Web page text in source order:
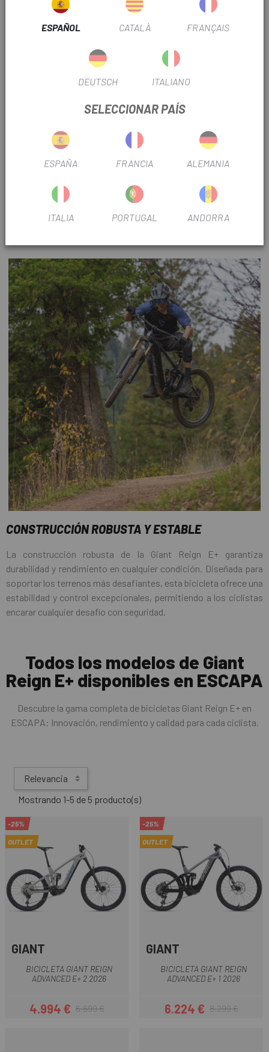
BATERÍA DE LARGA DURACIÓN
disfrutar de rutas prolongadas sin preocuparse por la carga.
Esta característica asegura que los ciclistas puedan explorar
más y recorrer mayores distancias con confianza, sin
CONSTRUCCIÓN ROBUSTA Y ESTABLE
La construcción robusta de la Giant Reign E+ garantiza
durabilidad y rendimiento en cualquier condición. Diseñada para
soportar los terrenos más desafiantes, esta bicicleta ofrece una
estabilidad y control excepcionales, permitiendo a los ciclistas
encarar cualquier desafío con seguridad.
Todos los modelos de Giant
Reign E+ disponibles en ESCAPA
Descubre la gama completa de bicicletas Giant Reign E+ en
ESCAPA: Innovación, rendimiento y calidad para cada ciclista.
Relevancia
Mostrando 1-5 de 5 producto(s)
-25%
OUTLET
GIANT
BICICLETA GIANT REIGN
ADVANCED E+ 2 2026
Precio
4.994 €Precio regular
6.699 €
-25%
OUTLET
GIANT
BICICLETA GIANT REIGN
ADVANCED E+ 1 2026
Precio
6.224 €Precio regular
8.299 €
ESPAÑOL CATALÀ FRANÇAIS
DEUTSCH ITALIANO
SELECCIONAR PAÍS
ESPAÑA FRANCIA ALEMANIA
ITALIA PORTUGAL ANDORRA